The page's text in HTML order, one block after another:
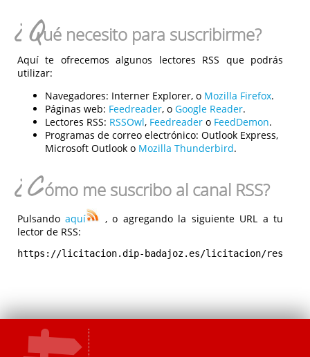
¿Qué necesito para suscribirme?
Aquí te ofrecemos algunos lectores RSS que podrás
utilizar:
Navegadores: Interner Explorer, o Mozilla Firefox.
Páginas web: Feedreader, o Google Reader.
Lectores RSS: RSSOwl, Feedreader o FeedDemon.
Programas de correo electrónico: Outlook Express,
Microsoft Outlook o Mozilla Thunderbird.
¿Cómo me suscribo al canal RSS?
Pulsandoaquí
, o agregando la siguiente URL a tu
lector de RSS:
https://licitacion.dip-badajoz.es/licitacion/rest/rss/